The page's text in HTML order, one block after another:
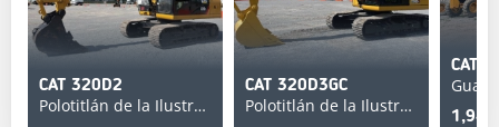
CAT 320D2
Polotitlán de la Ilustración
CAT 320D3GC
Polotitlán de la Ilustración
CAT